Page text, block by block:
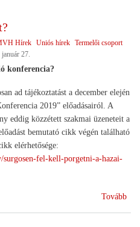
Hírek Uniós hírek Termelői csoport
27.
konferencia?
ad tájékoztatást a december elején
2019” előadásairól. A
eddig közzétett szakmai üzeneteit a
bemutató cikk végén található
elérhetősége:
surgosen-fel-kell-porgetni-a-hazai-
Tovább